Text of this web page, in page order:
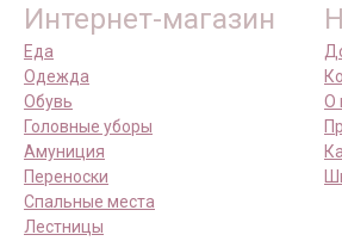
Интернет-магазин
Еда
Одежда
Обувь
Головные уборы
Амуниция
Переноски
Спальные места
Лестницы
О